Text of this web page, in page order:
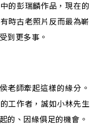
的彭瑞麟作品，現在的
時‪古老照片反而最為嶄
到更多事。
老師牽起這樣的緣分。
工作者，誠如小林先生
的、因緣俱足的機會。